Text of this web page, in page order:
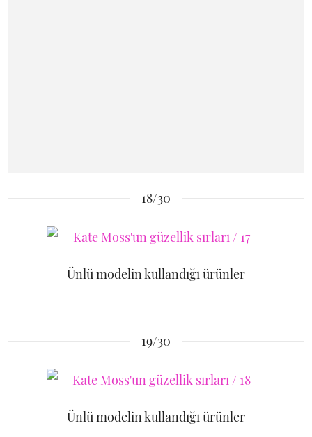
18/30
Ünlü modelin kullandığı ürünler
19/30
Ünlü modelin kullandığı ürünler